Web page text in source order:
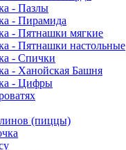
- Пазлы
- Пирамида
- Пятнашки мягкие
- Пятнашки настольные
- Спички
- Ханойская Башня
- Цифры
(пиццы)